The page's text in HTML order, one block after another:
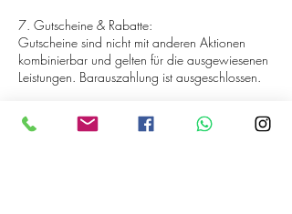
7. Gutscheine & Rabatte:
Gutscheine sind nicht mit anderen Aktionen
kombinierbar und gelten für die ausgewiesenen